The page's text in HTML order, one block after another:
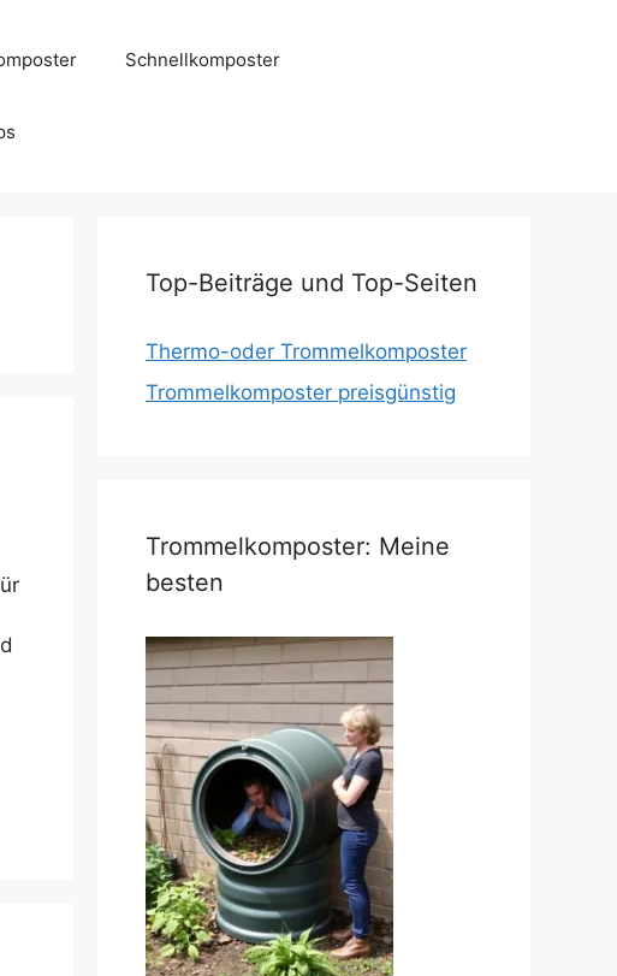
Schnellkomposter
Top-Beiträge und Top-Seiten
Thermo-oder Trommelkomposter
Trommelkomposter preisgünstig
Trommelkomposter: Meine
besten